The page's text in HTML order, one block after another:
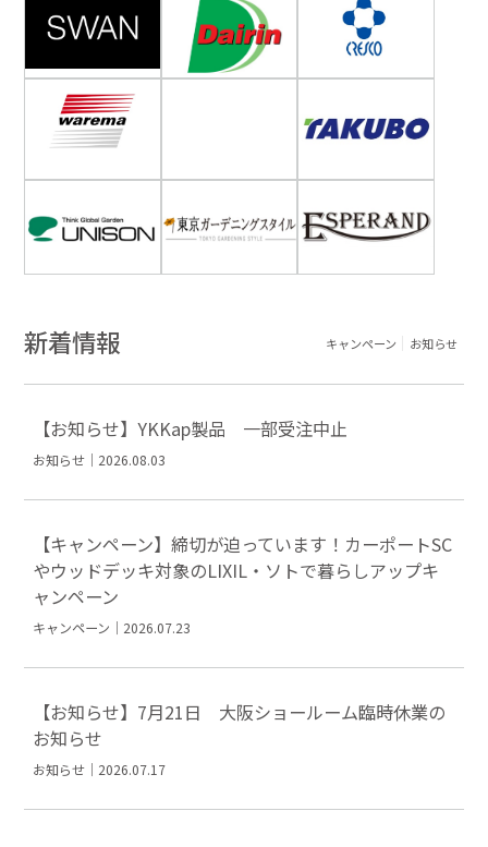
新着情報 キャンペーン お知らせ
【お知らせ】YKKap製品 一部受注中止
お知らせ｜2026.08.03
【キャンペーン】締切が迫っています！カーポートSC
やウッドデッキ対象のLIXIL・ソトで暮らしアップキ
ャンペーン
キャンペーン｜2026.07.23
【お知らせ】7月21日 大阪ショールーム臨時休業の
お知らせ
お知らせ｜2026.07.17